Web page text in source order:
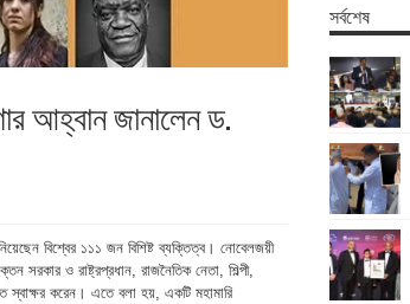
আহ্বান জানালেন ড.
বিশ্বের ১১১ জন বিশিষ্ট ব্যক্তিত্ব। নোবেলজয়ী
সরকার ও রাষ্ট্রপ্রধান, রাজনৈতিক নেতা, শিল্পী,
স্বাক্ষর করেন। এতে বলা হয়, একটি মহামারি
সর্বশেষ